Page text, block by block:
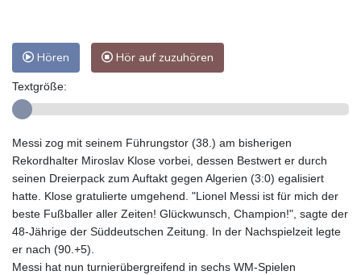
Hören Hör auf zuzuhören
Textgröße:
Messi zog mit seinem Führungstor (38.) am bisherigen
Rekordhalter Miroslav Klose vorbei, dessen Bestwert er durch
seinen Dreierpack zum Auftakt gegen Algerien (3:0) egalisiert
hatte. Klose gratulierte umgehend. "Lionel Messi ist für mich der
beste Fußballer aller Zeiten! Glückwunsch, Champion!", sagte der
48-Jährige der Süddeutschen Zeitung. In der Nachspielzeit legte
er nach (90.+5).
Messi hat nun turnierübergreifend in sechs WM-Spielen